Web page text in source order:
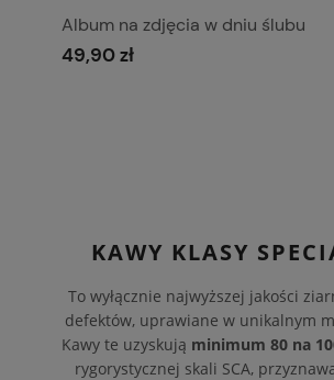
Album na zdjęcia w dniu ślubu
49,90 zł
KAWY KLASY
To wyłącznie najwyższej jakości
defektów, uprawiane w unikalnym
Kawy te uzyskują minimum 80 na
rygorystycznej skali SCA,